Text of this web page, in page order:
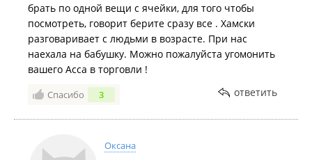
брать по одной вещи с ячейки, для того чтобы
посмотреть, говорит берите сразу все . Хамски
разговаривает с людьми в возрасте. При нас
наехала на бабушку. Можно пожалуйста угомонить
вашего Асса в торговли !
Спасибо 3 ответить
Оксана